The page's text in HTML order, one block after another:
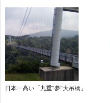
日本一高い「九重“夢”大吊橋」